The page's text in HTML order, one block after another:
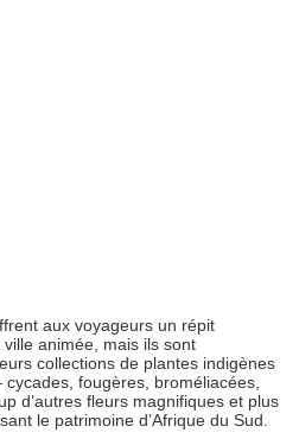
aux voyageurs un répit
animée, mais ils sont
collections de plantes indigènes
fougères, broméliacées,
d’autres fleurs magnifiques et plus
le patrimoine d’Afrique du Sud.